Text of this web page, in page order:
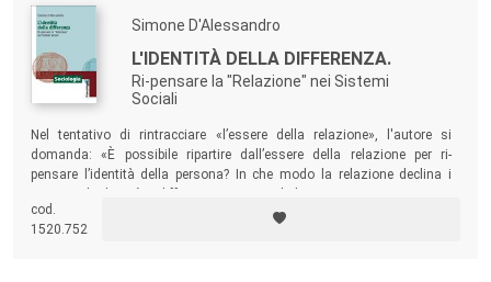
Simone D'Alessandro
L'IDENTITÀ DELLA DIFFERENZA.
Ri-pensare la "Relazione" nei Sistemi
Sociali
Nel tentativo di rintracciare «l’essere della relazione», l'autore si
domanda: «È possibile ripartire dall’essere della relazione per ri-
pensare l’identità della persona? In che modo la relazione declina i
l’identità dell’essere della relazione?»
cod.
1520.752